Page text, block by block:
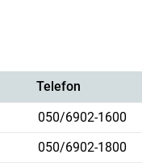
Telefon
050/6902-1600
050/6902-1800